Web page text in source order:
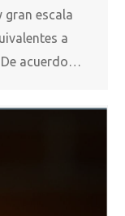
gran escala
a
De acuerdo…